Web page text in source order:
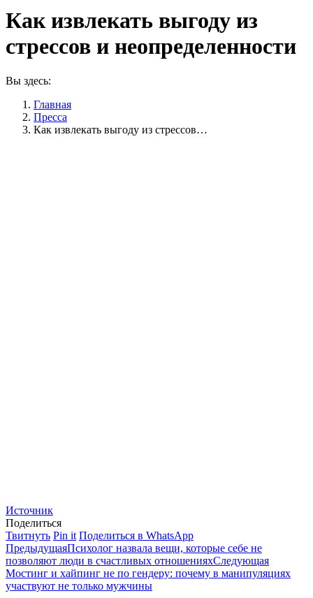
Как извлекать выгоду из
стрессов и неопределенности
Вы здесь:
Главная
Пресса
Как извлекать выгоду из стрессов…
Источник
Поделиться
ТвитнутьПоделиться
в
Twitter
Pin itПоделиться
в
Pinterest
Поделиться в WhatsAppПоделиться
в
WhatsApp
Навигация
по
записям
ПредыдущаяПредыдущая
запись:
Психолог назвала вещи, которые себе не
позволяют люди в счастливых отношенияхСледующая
запись:
Мостинг и хайпинг не по гендеру: почему в манипуляциях
участвуют не только мужчины